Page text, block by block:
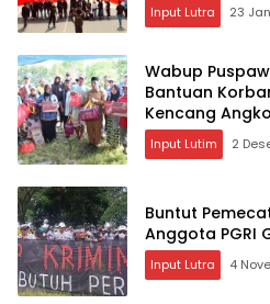
Input Lutra 23
Wabup
Bantuan
Kencang
Input Lutim 2
Buntut
Anggota PGRI
Input Lutra 4